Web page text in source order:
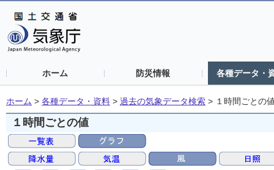
ホーム 防災情報 各種データ・
ホーム > 各種データ・資料 > 過去の気象データ検索 > １時間ごとの
１時間ごとの値